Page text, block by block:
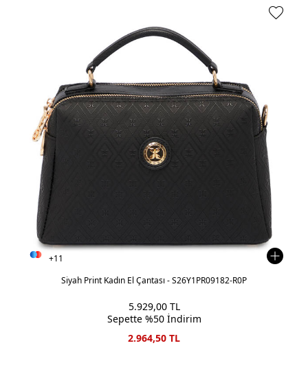
+11
Siyah Print Kadın El Çantası - S26Y1PR09182-R0P
5.929,00TL
Sepette %50 İndirim
2.964,50 TL